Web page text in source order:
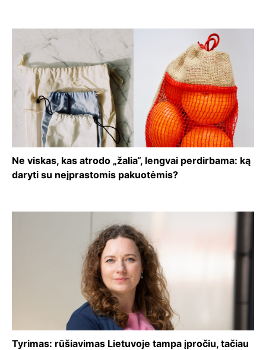
Ne viskas, kas atrodo „žalia“, lengvai perdirbama: ką
daryti su neįprastomis pakuotėmis?
Tyrimas: rūšiavimas Lietuvoje tampa įpročiu, tačiau